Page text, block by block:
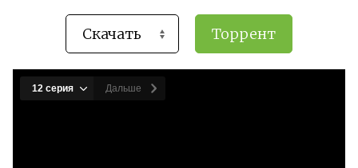
Торрент